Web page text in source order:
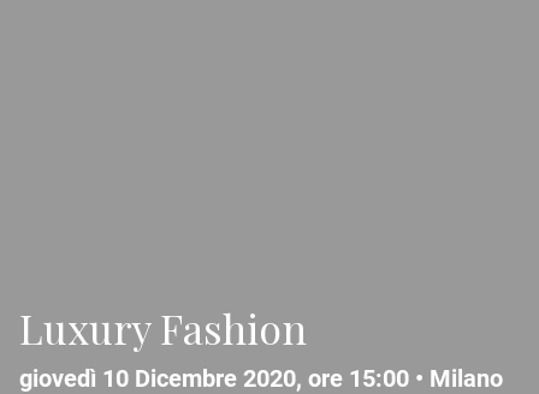
Luxury Fashion
giovedì 10 Dicembre 2020, ore 15:00 • Milano